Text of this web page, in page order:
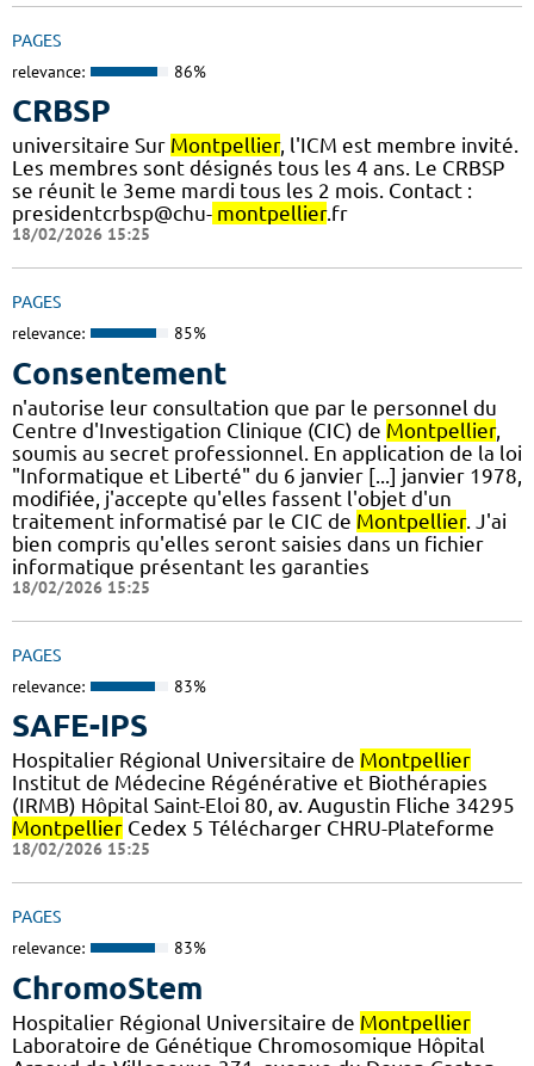
PAGES
relevance: 86%
CRBSP
universitaire Sur Montpellier, l'ICM est membre invité.
Les membres sont désignés tous les 4 ans. Le CRBSP
se réunit le 3eme mardi tous les 2 mois. Contact :
presidentcrbsp@chu- montpellier.fr
18/02/2026 15:25
PAGES
relevance: 85%
Consentement
n'autorise leur consultation que par le personnel du
Centre d'Investigation Clinique (CIC) de Montpellier,
soumis au secret professionnel. En application de la loi
"Informatique et Liberté" du 6 janvier [...] janvier 1978,
modifiée, j'accepte qu'elles fassent l'objet d'un
traitement informatisé par le CIC de Montpellier. J'ai
bien compris qu'elles seront saisies dans un fichier
informatique présentant les garanties
18/02/2026 15:25
PAGES
relevance: 83%
SAFE-IPS
Hospitalier Régional Universitaire de Montpellier
Institut de Médecine Régénérative et Biothérapies
(IRMB) Hôpital Saint-Eloi 80, av. Augustin Fliche 34295
Montpellier Cedex 5 Télécharger CHRU-Plateforme
18/02/2026 15:25
PAGES
relevance: 83%
ChromoStem
Hospitalier Régional Universitaire de Montpellier
Laboratoire de Génétique Chromosomique Hôpital